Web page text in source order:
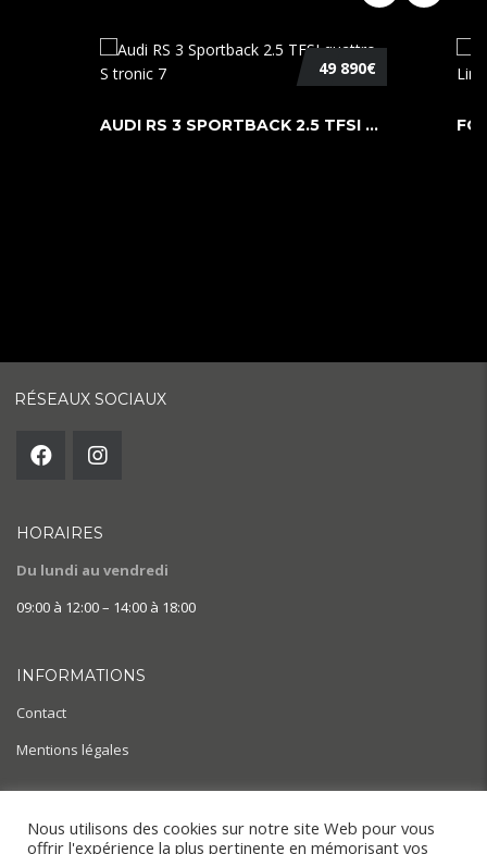
49 890€
AUDI RS 3 SPORTBACK 2.5 TFSI QUATTR ...
RÉSEAUX SOCIAUX
HORAIRES
Du lundi au vendredi
09:00 à 12:00 – 14:00 à 18:00
INFORMATIONS
Contact
Mentions légales
AIDE & ACTUALITÉS
Nous utilisons des cookies sur notre site Web pour vous
offrir l'expérience la plus pertinente en mémorisant vos